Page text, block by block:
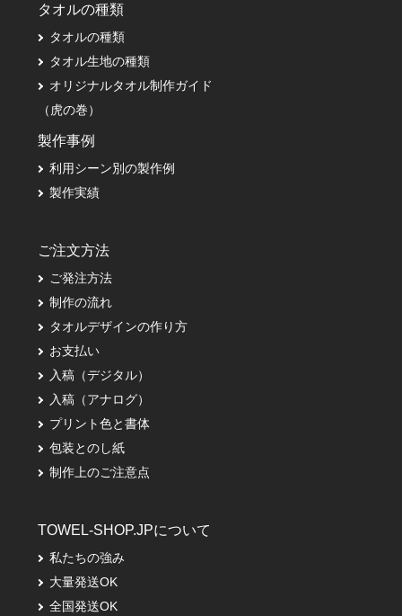
タオルの種類
タオルの種類
タオル生地の種類
オリジナルタオル制作ガイド
（虎の巻）
製作事例
利用シーン別の製作例
製作実績
ご注文方法
ご発注方法
制作の流れ
タオルデザインの作り方
お支払い
入稿（デジタル）
入稿（アナログ）
プリント色と書体
包装とのし紙
制作上のご注意点
TOWEL-SHOP.JPについて
私たちの強み
大量発送OK
全国発送OK